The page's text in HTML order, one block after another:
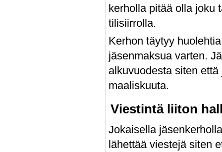
kerholla pitää olla joku
tilisiirrolla.
Kerhon täytyy
jäsenmaksua varten.
alkuvuodesta siten
maaliskuuta.
Viestintä liiton
Jokaisella
lähettää viestejä siten